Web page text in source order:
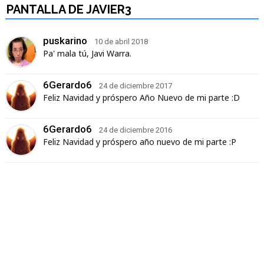
PANTALLA DE JAVIER3
puskarino 10 de abril 2018
Pa' mala tú, Javi Warra.
6Gerardo6 24 de diciembre 2017
Feliz Navidad y próspero Año Nuevo de mi parte :D
6Gerardo6 24 de diciembre 2016
Feliz Navidad y próspero año nuevo de mi parte :P